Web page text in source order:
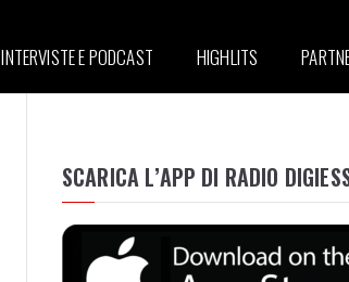
INTERVISTE E PODCAST HIGHLITS
SCARICA L’APP DI RADIO